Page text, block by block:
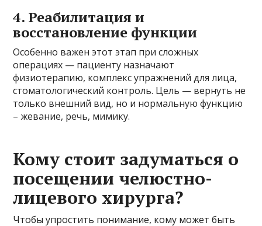
4. Реабилитация и
восстановление функции
Особенно важен этот этап при сложных
операциях — пациенту назначают
физиотерапию, комплекс упражнений для лица,
стоматологический контроль. Цель — вернуть не
только внешний вид, но и нормальную функцию
– жевание, речь, мимику.
Кому стоит задуматься о
посещении челюстно-
лицевого хирурга?
Чтобы упростить понимание, кому может быть